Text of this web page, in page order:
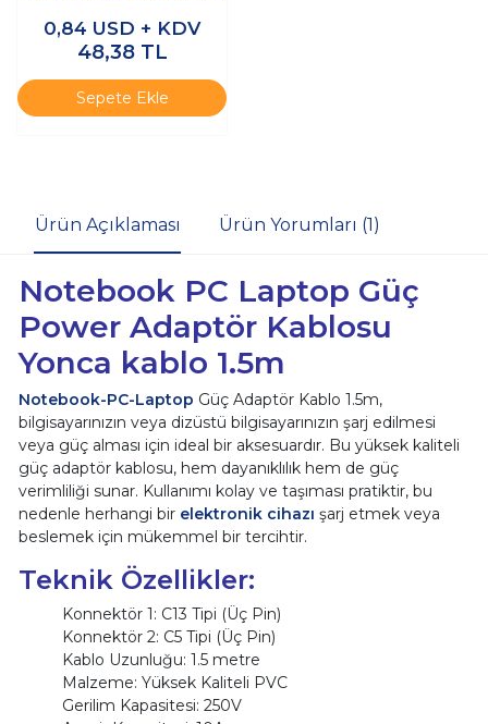
0,84 USD + KDV
48,38 TL
Sepete Ekle
Ürün Açıklaması Ürün Yorumları (1)
Notebook PC Laptop Güç
Power Adaptör Kablosu
Yonca kablo 1.5m
Notebook-PC-Laptop Güç Adaptör Kablo 1.5m,
bilgisayarınızın veya dizüstü bilgisayarınızın şarj edilmesi
veya güç alması için ideal bir aksesuardır. Bu yüksek kaliteli
güç adaptör kablosu, hem dayanıklılık hem de güç
verimliliği sunar. Kullanımı kolay ve taşıması pratiktir, bu
nedenle herhangi bir elektronik cihazı şarj etmek veya
beslemek için mükemmel bir tercihtir.
Teknik Özellikler:
Konnektör 1: C13 Tipi (Üç Pin)
Konnektör 2: C5 Tipi (Üç Pin)
Kablo Uzunluğu: 1.5 metre
Malzeme: Yüksek Kaliteli PVC
Gerilim Kapasitesi: 250V